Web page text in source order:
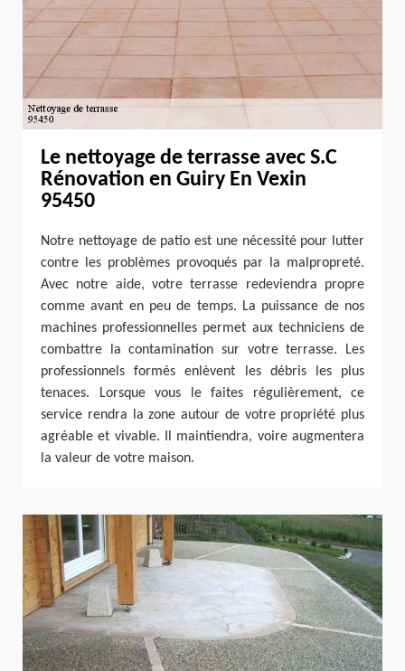
Le nettoyage de terrasse avec S.C
Rénovation en Guiry En Vexin
95450
Notre nettoyage de patio est une nécessité pour lutter
contre les problèmes provoqués par la malpropreté.
Avec notre aide, votre terrasse redeviendra propre
comme avant en peu de temps. La puissance de nos
machines professionnelles permet aux techniciens de
combattre la contamination sur votre terrasse. Les
professionnels formés enlèvent les débris les plus
tenaces. Lorsque vous le faites régulièrement, ce
service rendra la zone autour de votre propriété plus
agréable et vivable. Il maintiendra, voire augmentera
la valeur de votre maison.